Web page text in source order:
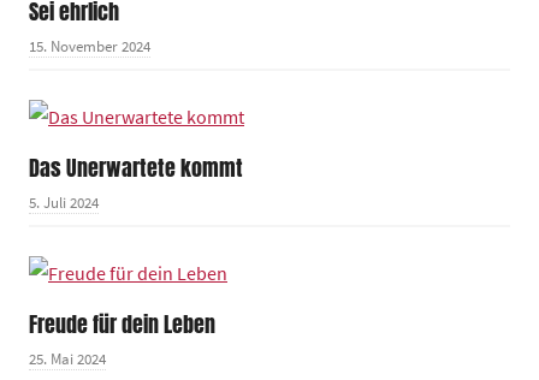
Sei ehrlich
15. November 2024
Das Unerwartete kommt
5. Juli 2024
Freude für dein Leben
25. Mai 2024